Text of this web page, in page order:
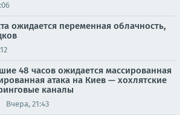
ожидается переменная облачность,
48 часов ожидается массированная
атака на Киев — хохлятские
каналы
Вчера, 21:43